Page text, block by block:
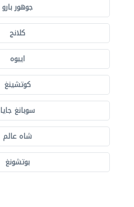
جوهور بارو
كلانج
ايبوه
كوتشينغ
سوبانغ جايا
شاه عالم
بوتشونغ